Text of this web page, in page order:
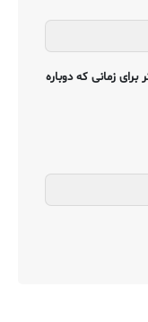
زمانی که دوباره